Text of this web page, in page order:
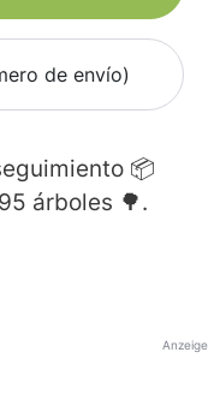
de envío)
📦
árboles 🌳.
Anzeige